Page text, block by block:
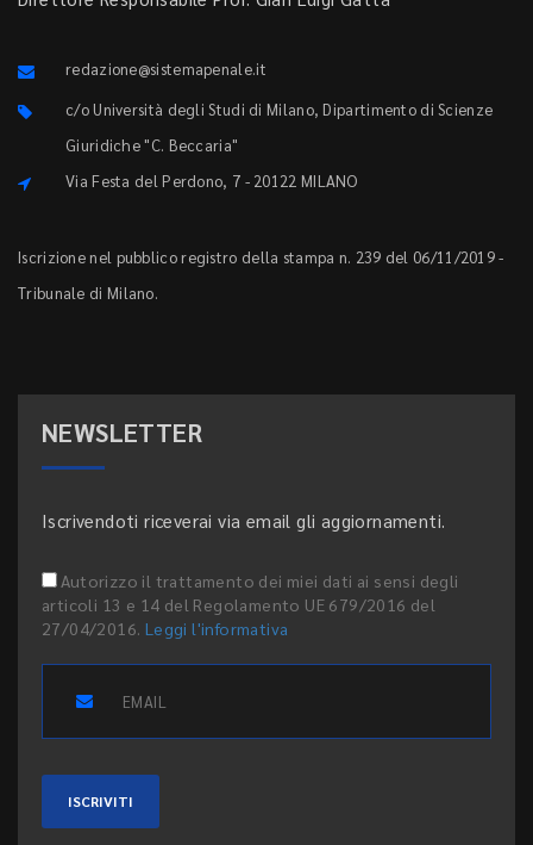
redazione@sistemapenale.it
c/o Università degli Studi di Milano, Dipartimento di Scienze
Giuridiche "C. Beccaria"
Via Festa del Perdono, 7 - 20122 MILANO
Iscrizione nel pubblico registro della stampa n. 239 del 06/11/2019 -
Tribunale di Milano.
NEWSLETTER
Iscrivendoti riceverai via email gli aggiornamenti.
Autorizzo il trattamento dei miei dati ai sensi degli
articoli 13 e 14 del Regolamento UE 679/2016 del
27/04/2016. Leggi l'informativa
ISCRIVITI